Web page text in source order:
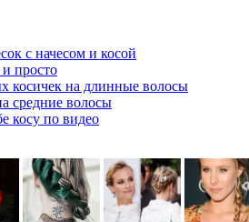
с начесом и косой
просто
косичек на длинные волосы
средние волосы
косу по видео